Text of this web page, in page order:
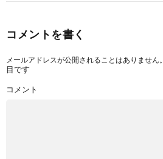
コメントを書く
メールアドレスが公開されることはありません。
目です
コメント